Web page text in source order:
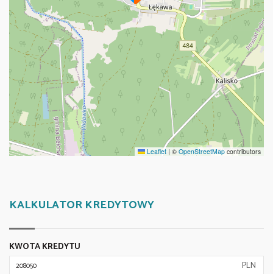
Leaflet | © OpenStreetMap contributors
KALKULATOR KREDYTOWY
KWOTA KREDYTU
PLN